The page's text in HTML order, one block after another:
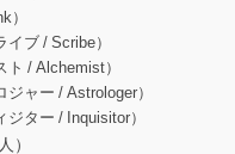
）
ブ / Scribe）
/ Alchemist）
ャー / Astrologer）
ター / Inquisitor）
）